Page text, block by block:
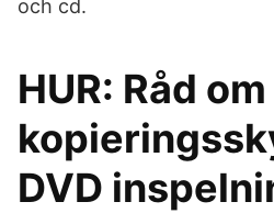
och cd.
HUR: Råd
DVD